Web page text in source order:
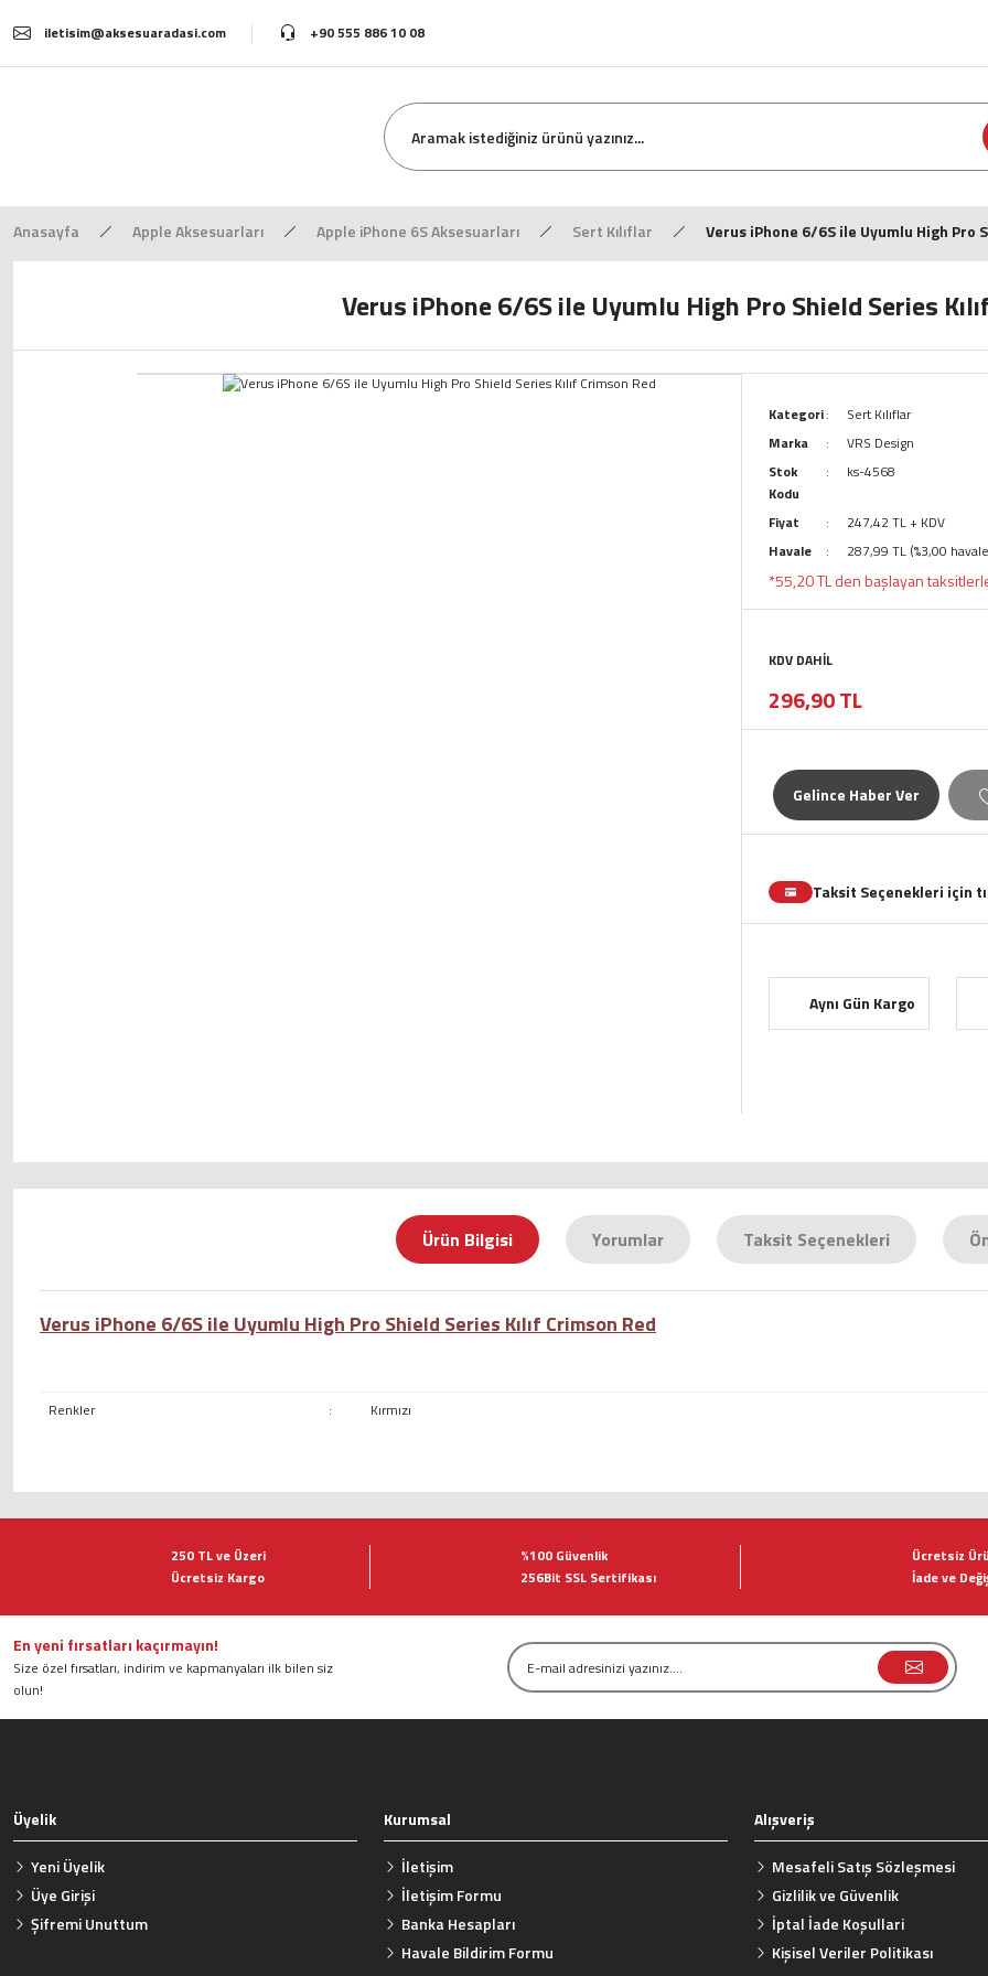
iletisim@aksesuaradasi.com +90 555 886 10 08
Anasayfa Apple Aksesuarları Apple iPhone 6S Aksesuarları Sert Kılıflar Verus iPhone 6/6S ile Uyumlu High Pro
Verus iPhone 6/6S ile Uyumlu High Pro Shield Series
Kategori
Sert Kılıflar
Marka
VRS Design
Stok
Kodu
ks-4568
Fiyat
247,42 TL + KDV
Havale
287,99 TL (%3,00
*55,20 TL den başlayan
KDV DAHİL
296,90 TL
Gelince Haber Ver
Taksit Seçenekleri için
Aynı Gün Kargo
Ürün Bilgisi Yorumlar Taksit Seçenekleri
Verus iPhone 6/6S ile Uyumlu High Pro Shield Series Kılıf Crimson Red
Renkler : Kırmızı
Görüş ve önerileriniz için teşekkür ederiz.
Ürün resmi kalitesiz, bozuk veya görüntülenemiyor.
Ürün bilgilerinde hatalar bulunuyor.
Ürün fiyatı diğer sitelerden daha pahalı.
250 TL ve Üzeri
Ücretsiz Kargo
%100 Güvenlik
256Bit SSL Sertifikası
Ücretsiz
İade ve
En yeni fırsatları kaçırmayın!
Size özel fırsatları, indirim ve kapmanyaları ilk bilen siz
olun!
Üyelik
Yeni Üyelik
Üye Girişi
Şifremi Unuttum
Kurumsal
İletişim
İletişim Formu
Banka Hesapları
Havale Bildirim Formu
Alışveriş
Mesafeli Satış Sözleşmesi
Gizlilik ve Güvenlik
İptal İade Koşullari
Kişisel Veriler Politikası